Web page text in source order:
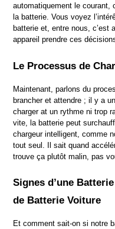
automatiquement le courant,
la batterie. Vous voyez
batterie et, entre nous, c’est
appareil prendre ces
Le Processus de
Maintenant, parlons du
brancher et attendre ; il y a
charger at un rythme ni trop
vite, la batterie peut
chargeur intelligent, comme
tout seul. Il sait quand
trouve ça plutôt malin, pas
Signes d’une
de Batterie Voiture
Et comment sait-on si notre